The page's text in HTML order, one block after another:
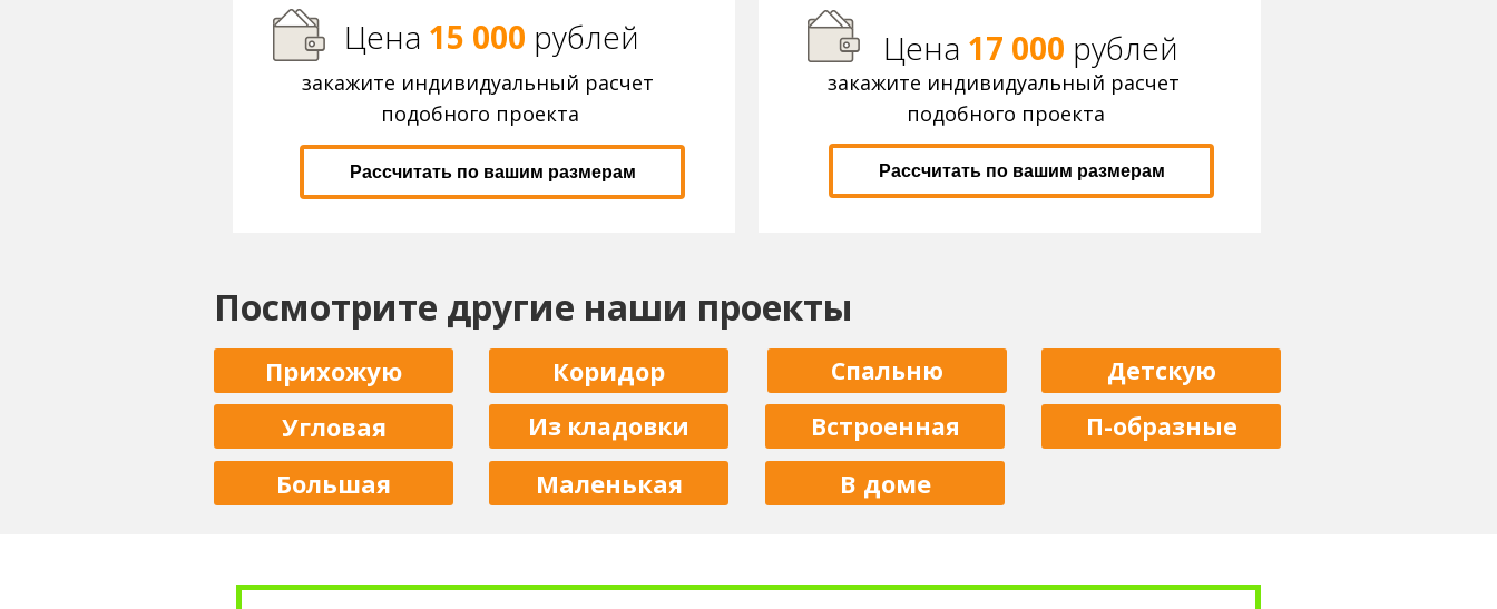
Цена 15 000 рублей
Рассчитать по вашим размерам
Рассчитать по вашим размерам
закажите индивидуальный расчет
подобного проекта
закажите индивидуальный расчет
подобного проекта
Цена 17 000 рублей
Из кладовки
Маленькая
П-образные
Посмотрите другие наши проекты
Угловая
Детскую
В доме
Коридор
Спальню
Встроенная
Прихожую
Большая